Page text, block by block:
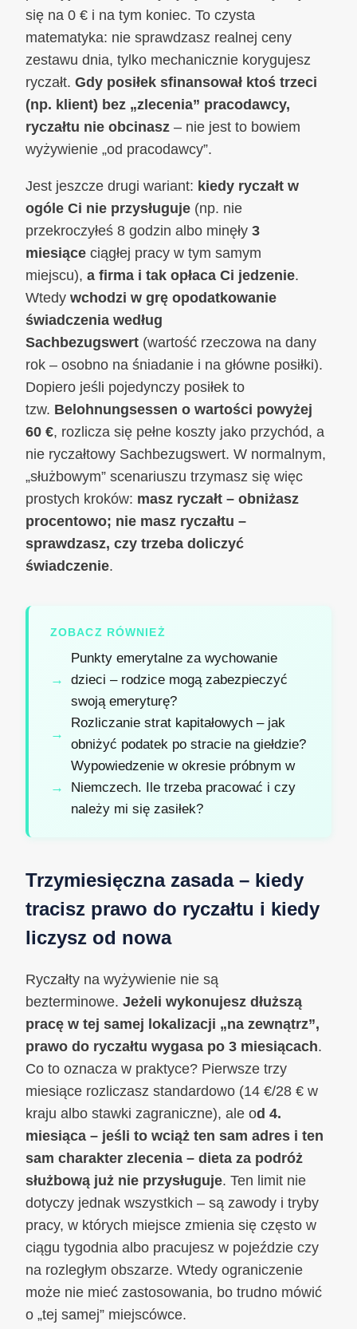
się na 0 € i na tym koniec. To czysta
matematyka: nie sprawdzasz realnej ceny
zestawu dnia, tylko mechanicznie korygujesz
ryczałt. Gdy posiłek sfinansował ktoś trzeci
(np. klient) bez „zlecenia” pracodawcy,
ryczałtu nie obcinasz – nie jest to bowiem
wyżywienie „od pracodawcy”.
Jest jeszcze drugi wariant: kiedy ryczałt w
ogóle Ci nie przysługuje (np. nie
przekroczyłeś 8 godzin albo minęły 3
miesiące ciągłej pracy w tym samym
miejscu), a firma i tak opłaca Ci jedzenie.
Wtedy wchodzi w grę opodatkowanie
świadczenia według
Sachbezugswert (wartość rzeczowa na dany
rok – osobno na śniadanie i na główne posiłki).
Dopiero jeśli pojedynczy posiłek to
tzw. Belohnungsessen o wartości powyżej
60 €, rozlicza się pełne koszty jako przychód, a
nie ryczałtowy Sachbezugswert. W normalnym,
„służbowym” scenariuszu trzymasz się więc
prostych kroków: masz ryczałt – obniżasz
procentowo; nie masz ryczałtu –
sprawdzasz, czy trzeba doliczyć
świadczenie.
ZOBACZ RÓWNIEŻ
Punkty emerytalne za wychowanie
dzieci – rodzice mogą zabezpieczyć
swoją emeryturę?
Rozliczanie strat kapitałowych – jak
obniżyć podatek po stracie na giełdzie?
Wypowiedzenie w okresie próbnym w
Niemczech. Ile trzeba pracować i czy
należy mi się zasiłek?
Trzymiesięczna zasada – kiedy
tracisz prawo do ryczałtu i kiedy
liczysz od nowa
Ryczałty na wyżywienie nie są
bezterminowe. Jeżeli wykonujesz dłuższą
pracę w tej samej lokalizacji „na zewnątrz”,
prawo do ryczałtu wygasa po 3 miesiącach.
Co to oznacza w praktyce? Pierwsze trzy
miesiące rozliczasz standardowo (14 €/28 € w
kraju albo stawki zagraniczne), ale od 4.
miesiąca – jeśli to wciąż ten sam adres i ten
sam charakter zlecenia – dieta za podróż
służbową już nie przysługuje. Ten limit nie
dotyczy jednak wszystkich – są zawody i tryby
pracy, w których miejsce zmienia się często w
ciągu tygodnia albo pracujesz w pojeździe czy
na rozległym obszarze. Wtedy ograniczenie
może nie mieć zastosowania, bo trudno mówić
o „tej samej” miejscówce.